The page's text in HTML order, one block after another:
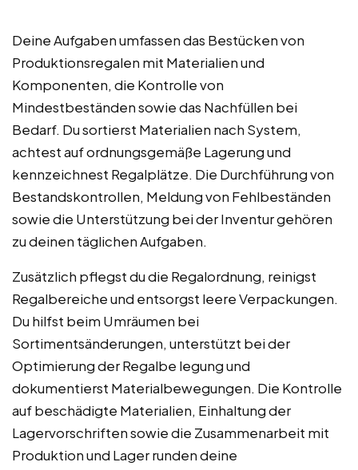
Deine Aufgaben umfassen das Bestücken von
Produktionsregalen mit Materialien und
Komponenten, die Kontrolle von
Mindestbeständen sowie das Nachfüllen bei
Bedarf. Du sortierst Materialien nach System,
achtest auf ordnungsgemäße Lagerung und
kennzeichnest Regalplätze. Die Durchführung von
Bestandskontrollen, Meldung von Fehlbeständen
sowie die Unterstützung bei der Inventur gehören
zu deinen täglichen Aufgaben.
Zusätzlich pflegst du die Regalordnung, reinigst
Regalbereiche und entsorgst leere Verpackungen.
Du hilfst beim Umräumen bei
Sortimentsänderungen, unterstützt bei der
Optimierung der Regalbe legung und
dokumentierst Materialbewegungen. Die Kontrolle
auf beschädigte Materialien, Einhaltung der
Lagervorschriften sowie die Zusammenarbeit mit
Produktion und Lager runden deine